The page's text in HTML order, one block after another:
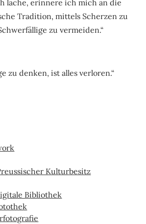
lache, erinnere ich mich an die
Tradition, mittels Scherzen zu
zu vermeiden.“
zu denken, ist alles verloren.“
Kulturbesitz
Bibliothek